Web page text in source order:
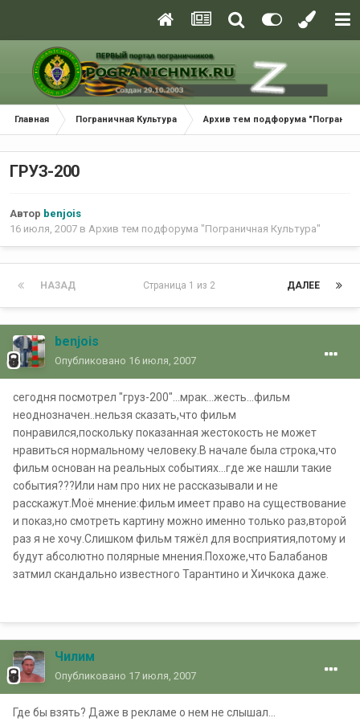
Главная Пограничная Культура Архив тем подфорума
ГРУЗ-200
Автор benjois
16 июля, 2007 в Архив тем подфорума "Пограничная Культура"
НАЗАД ДАЛЕЕ
Страница 1 из 2
benjois
Опубликовано 16 июля, 2007
сегодня посмотрел "груз-200"...мрак...жесть...фильм
неоднозначен..нельзя сказать,что фильм
понравился,поскольку показанная жестокость не может
нравиться нормальному человеку.В начале была строка,что
фильм основан на реальных событиях...где же нашли такие
события???Или нам про них не рассказывали и не
расскажут.Моё мнение:фильм имеет право на существование
и показ,но смотреть картину можно именно только раз,второй
раз я не хочу.Слишком фильм тяжёл для восприятия,потому и
будут абсолютно полярные мнения.Похоже,что Балабанов
затмил скандально известного Тарантино и Хичкока даже.
Чилим
Опубликовано 17 июля, 2007
Где бы взять? Даже в рекламе о нем не слышал...